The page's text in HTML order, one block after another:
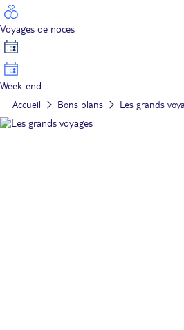
Voyages de noces
Week-end
Accueil Bons plans Les grands